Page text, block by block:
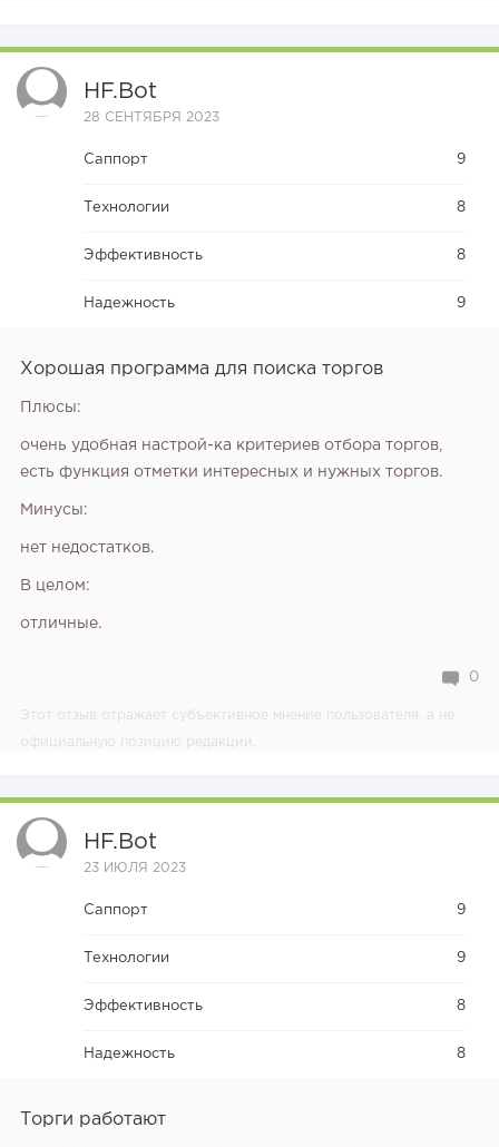
HF.bot
28 СЕНТЯБРЯ 2023
Саппорт 9
Технологии 8
Эффективность 8
Надежность 9
Хорошая программа для поиска торгов
Плюсы:
очень удобная настрой-ка критериев отбора торгов,
есть функция отметки интересных и нужных торгов.
Минусы:
нет недостатков.
В целом:
отличные.
0
Этот отзыв отражает субъективное мнение пользователя, а не
официальную позицию редакции.
HF.bot
23 ИЮЛЯ 2023
Саппорт 9
Технологии 9
Эффективность 8
Надежность 8
Торги работают